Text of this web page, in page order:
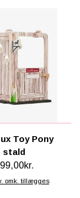
Toy Pony
stald
omk. tillægges